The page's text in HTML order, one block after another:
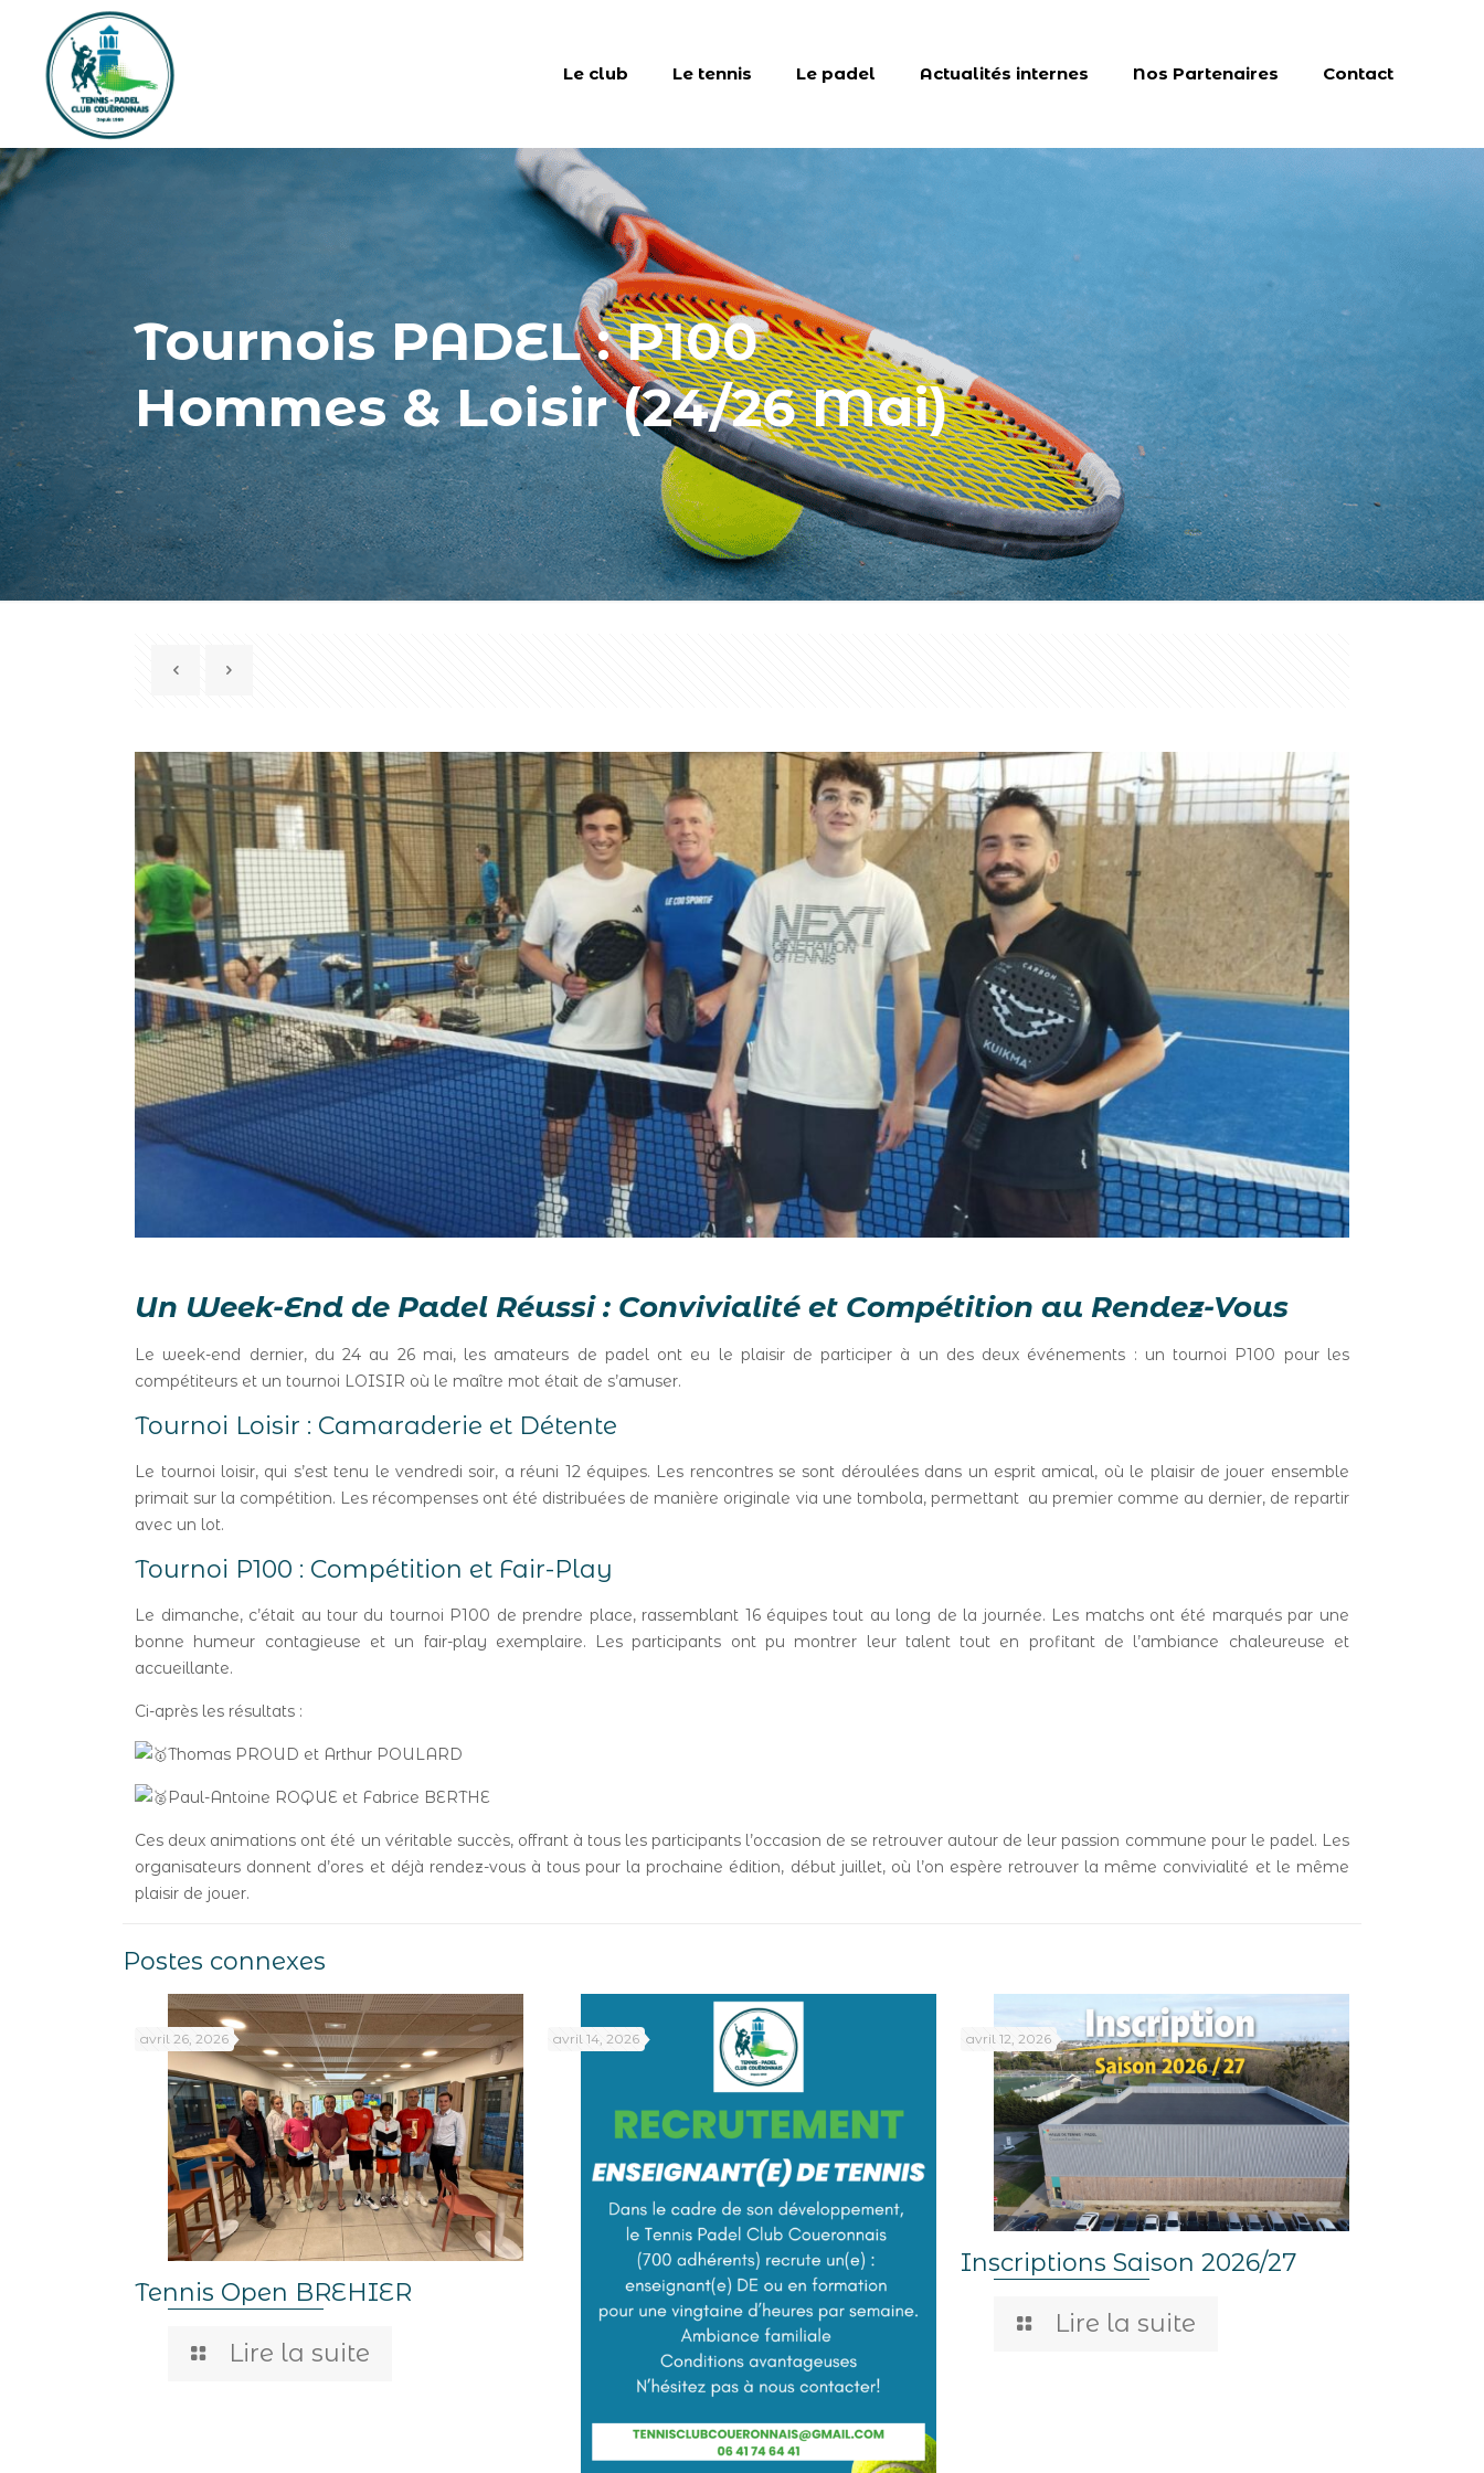
Le club Le tennis Le padel Actualités internes Nos Partenaires Contact
Tournois PADEL : P100
Hommes & Loisir (24/26 Mai)
Un Week-End de Padel Réussi : Convivialité et Compétition au Rendez-Vous
Le week-end dernier, du 24 au 26 mai, les amateurs de padel ont eu le plaisir de participer à un des deux événements : un tournoi P100 pour les
compétiteurs et un tournoi LOISIR où le maître mot était de s’amuser.
Tournoi Loisir : Camaraderie et Détente
Le tournoi loisir, qui s’est tenu le vendredi soir, a réuni 12 équipes. Les rencontres se sont déroulées dans un esprit amical, où le plaisir de jouer ensemble
primait sur la compétition. Les récompenses ont été distribuées de manière originale via une tombola, permettant au premier comme au dernier, de repartir
avec un lot.
Tournoi P100 : Compétition et Fair-Play
Le dimanche, c’était au tour du tournoi P100 de prendre place, rassemblant 16 équipes tout au long de la journée. Les matchs ont été marqués par une
bonne humeur contagieuse et un fair-play exemplaire. Les participants ont pu montrer leur talent tout en profitant de l’ambiance chaleureuse et
accueillante.
Ci-après les résultats :
Thomas PROUD et Arthur POULARD
Paul-Antoine ROQUE et Fabrice BERTHE
Ces deux animations ont été un véritable succès, offrant à tous les participants l’occasion de se retrouver autour de leur passion commune pour le padel. Les
organisateurs donnent d’ores et déjà rendez-vous à tous pour la prochaine édition, début juillet, où l’on espère retrouver la même convivialité et le même
plaisir de jouer.
Postes connexes
avril 26, 2026
Tennis Open BREHIER
Lire la suite
avril 14, 2026 avril 12, 2026
Inscriptions Saison 2026/27
Lire la suite